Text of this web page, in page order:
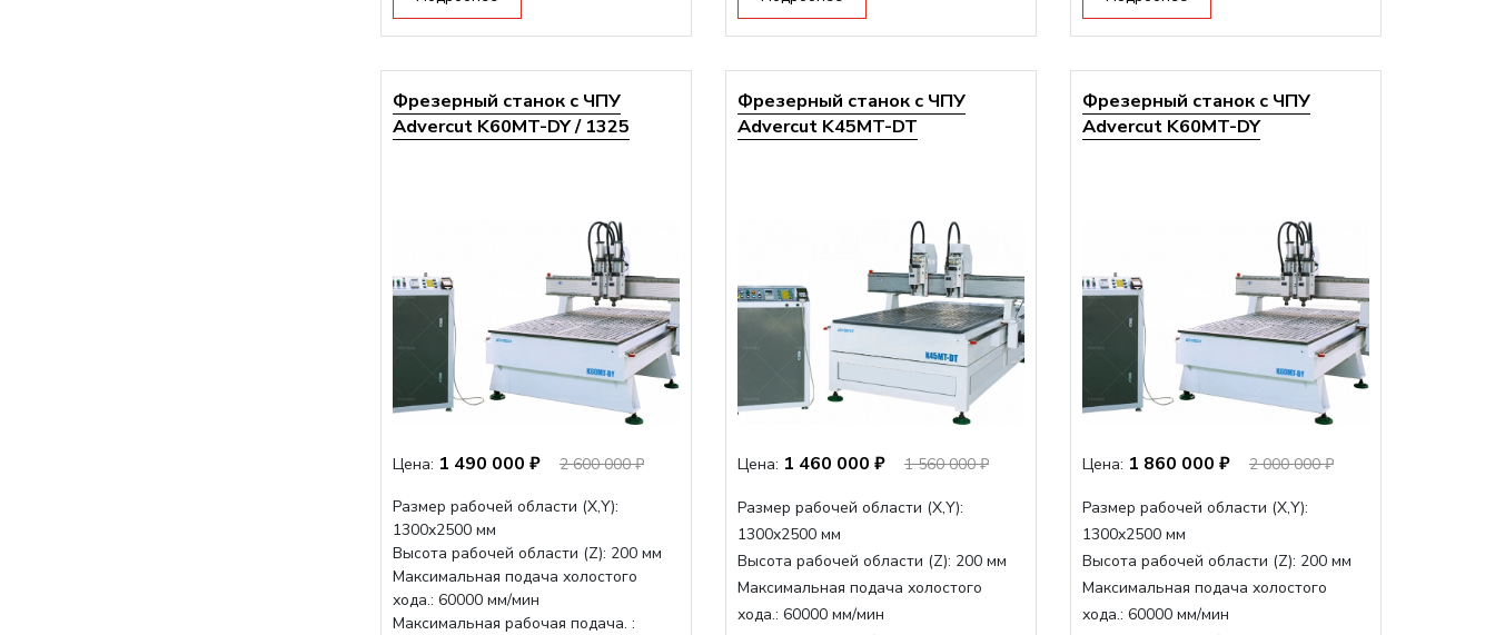
Фрезерный станок с ЧПУ
Advercut K60MT-DY / 1325
Цена: 1 490 000 ₽
2 600 000 ₽
Размер рабочей области (Х,Y):
1300x2500 мм
Высота рабочей области (Z): 200 мм
Максимальная подача холостого
хода.: 60000 мм/мин
Максимальная рабочая подача. :
Фрезерный станок с ЧПУ
Advercut K45MT-DT
Цена: 1 460 000 ₽ 1 560 000 ₽
Размер рабочей области (Х,Y):
1300x2500 мм
Высота рабочей области (Z): 200 мм
Максимальная подача холостого
хода.: 60000 мм/мин
Фрезерный станок с ЧПУ
Advercut K60MT-DY
Цена: 1 860 000 ₽ 2 000 000 ₽
Размер рабочей области (Х,Y):
1300x2500 мм
Высота рабочей области (Z): 200 мм
Максимальная подача холостого
хода.: 60000 мм/мин